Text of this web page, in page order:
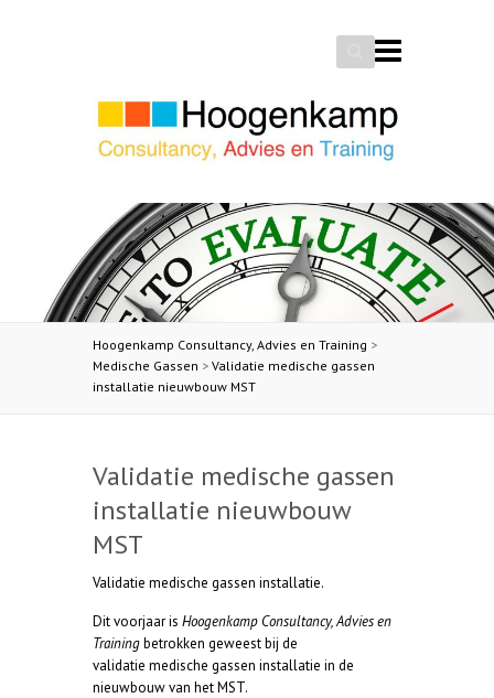
Search
Hoogenkamp Consultancy, Advies en Training >
Medische Gassen > Validatie medische gassen
installatie nieuwbouw MST
Validatie medische gassen
installatie nieuwbouw
MST
Validatie medische gassen installatie.
Dit voorjaar is Hoogenkamp Consultancy, Advies en
Trainingbetrokken geweest bij de
validatie medische gassen installatie in de
nieuwbouw van het MST.